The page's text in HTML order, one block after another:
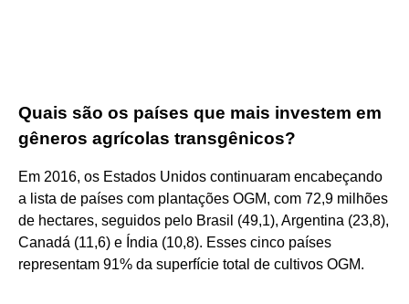
Quais são os países que mais investem em
gêneros agrícolas transgênicos?
Em 2016, os Estados Unidos continuaram encabeçando
a lista de países com plantações OGM, com 72,9 milhões
de hectares, seguidos pelo Brasil (49,1), Argentina (23,8),
Canadá (11,6) e Índia (10,8). Esses cinco países
representam 91% da superfície total de cultivos OGM.